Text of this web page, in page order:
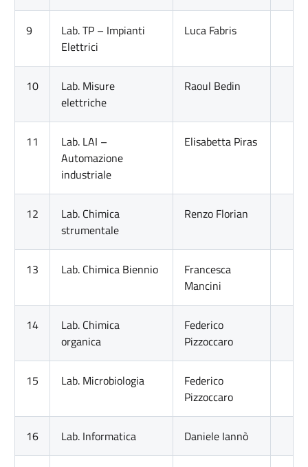
9
Lab. TP – Impianti
Elettrici
Luca Fabris
10
Lab. Misure
elettriche
Raoul Bedin
11
Lab. LAI –
Automazione
industriale
Elisabetta Piras
12
Lab. Chimica
strumentale
Renzo Florian
13 Lab. Chimica Biennio
Francesca
Mancini
14
Lab. Chimica
organica
Federico
Pizzoccaro
15 Lab. Microbiologia
Federico
Pizzoccaro
16 Lab. Informatica Daniele Iannò